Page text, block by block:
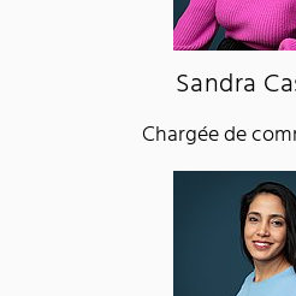
Sandra
Chargée de